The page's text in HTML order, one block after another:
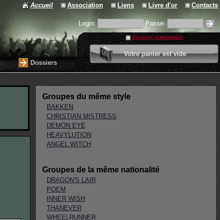
Accueil Association Liens Livre d'or Contacts
Login: Passe:
S'inscrire gratuitement
Votre panier est vide
0 article
Valider votre panier
Dossiers
Groupes du même style
BAKKEN
CHRISTIAN MISTRESS
DEMON EYE
HEAVYLUTION
ANGEL WITCH
Groupes de la même nationalité
DRAGON'S LAIR
POEM
INNER WISH
THANEVER
WHEELRUNNER